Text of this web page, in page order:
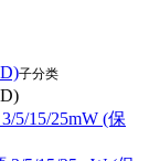
子分类
5/15/25mW (保